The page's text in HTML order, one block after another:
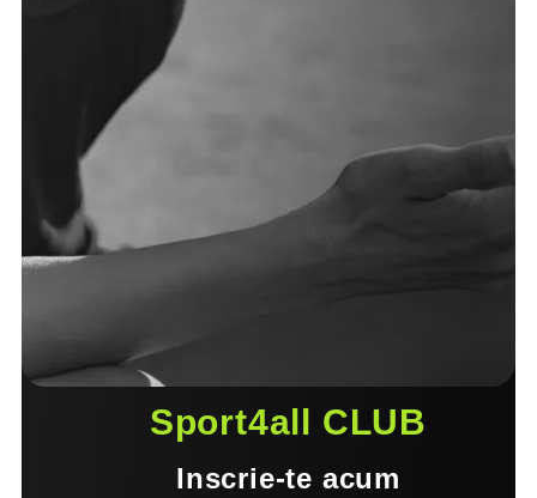
Sport4all CLUB
Inscrie-te acum